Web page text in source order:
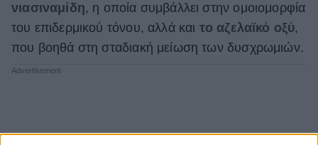
νιασιναμίδη, η οποία συμβάλλει στην ομοιομορφία
του επιδερμικού τόνου, αλλά και το αζελαϊκό οξύ,
που βοηθά στη σταδιακή μείωση των δυσχρωμιών.